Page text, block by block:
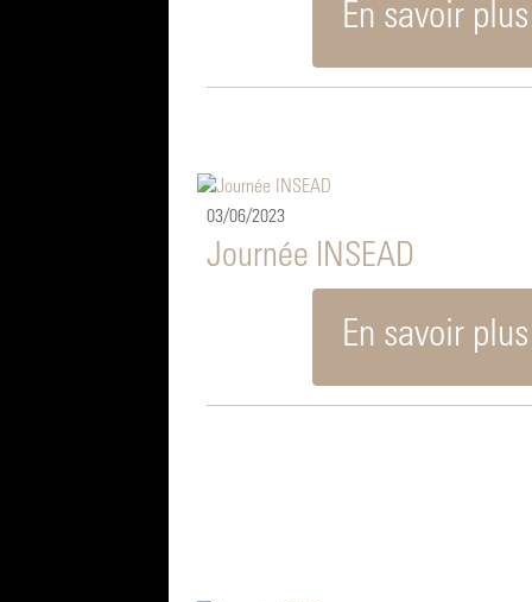
En savoir plus
03/06/2023
Journée INSEAD
En savoir plus